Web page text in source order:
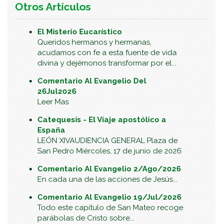
Otros Artículos
El Misterio Eucarístico
Queridos hermanos y hermanas,
acudamos con fe a esta fuente de vida
divina y dejémonos transformar por el...
Comentario Al Evangelio Del
26Jul2026
Leer Mas
Catequesis - El Viaje apostólico a
España
LEÓN XIVAUDIENCIA GENERAL Plaza de
San Pedro Miércoles, 17 de junio de 2026
Comentario Al Evangelio 2/Ago/2026
En cada una de las acciones de Jesús...
Comentario Al Evangelio 19/Jul/2026
Todo este capítulo de San Mateo recoge
parábolas de Cristo sobre...